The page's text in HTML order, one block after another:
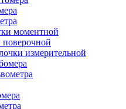
моментной
измерительной